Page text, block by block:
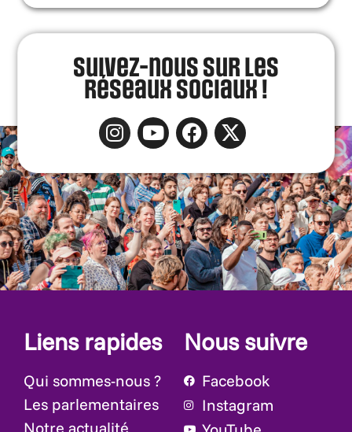
Suivez-nous sur les
réseaux sociaux !
Liens rapides
Qui sommes-nous ?
Les parlementaires
Notre actualité
Nous suivre
Facebook
Instagram